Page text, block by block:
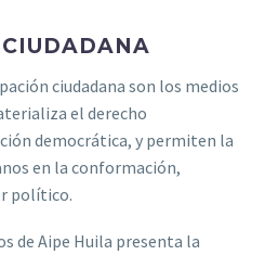
ciudadana son los medios
el derecho
democrática, y permiten la
en la conformación,
político.
de Aipe Huila presenta la